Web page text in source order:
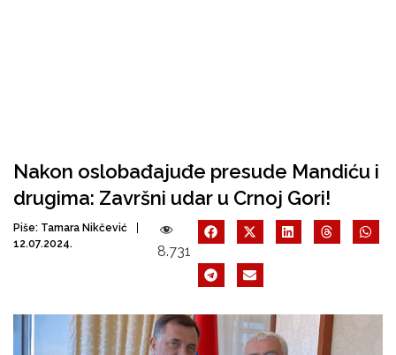
Nakon oslobađajuđe presude Mandiću i
drugima: Završni udar u Crnoj Gori!
Piše: Tamara Nikčević
12.07.2024.
8.731